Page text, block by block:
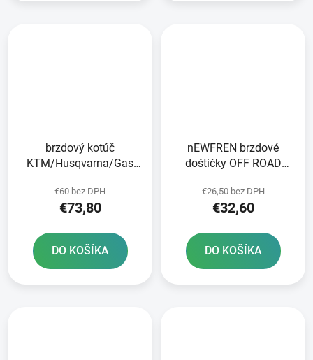
brzdový kotúč
KTM/Husqvarna/Gas
€60 bez DPH
€73,80
DO KOŠÍKA
nEWFREN brzdové
doštičky OFF ROAD
balení
€26,50 bez DPH
€32,60
DO KOŠÍKA